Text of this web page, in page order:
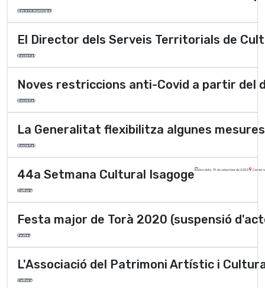
Govern municipal
El Director dels Serveis Territorials de
Societat
Noves restriccions anti-Covid a partir del
Societat
La Generalitat flexibilitza algunes
Societat
44a Setmana Cultural Isagoge dissabte, 19 de setembre de 2020 Cervera
Cultura
Festa major de Torà 2020 (suspensió
Festes
L'Associació del Patrimoni Artístic i
Cultura